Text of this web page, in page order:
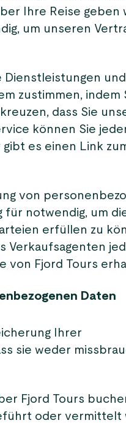
Ihre Reise geben
um unseren
Dienstleistungen
zustimmen, indem
dass Sie
können Sie
es einen Link
von
für notwendig, um
erfüllen zu
Verkaufsagenten
von Fjord Tours
Daten
Ihrer
sie weder
Fjord Tours
oder vermittelt